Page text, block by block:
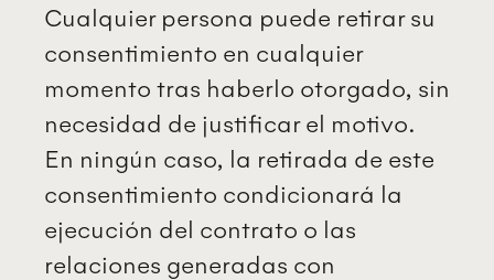
Cualquier persona puede retirar su
consentimiento en cualquier
momento tras haberlo otorgado, sin
necesidad de justificar el motivo.
En ningún caso, la retirada de este
consentimiento condicionará la
ejecución del contrato o las
relaciones generadas con